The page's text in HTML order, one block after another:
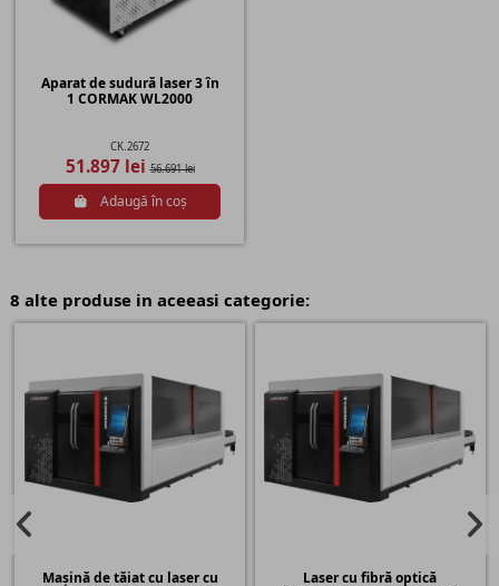
Aparat de sudură laser 3 în
1 CORMAK WL2000
CK.2672
51.897 lei56.691 lei
Adaugă în coș
8 alte produse in aceeasi categorie:
Mașină de tăiat cu laser cu
Laser cu fibră optică